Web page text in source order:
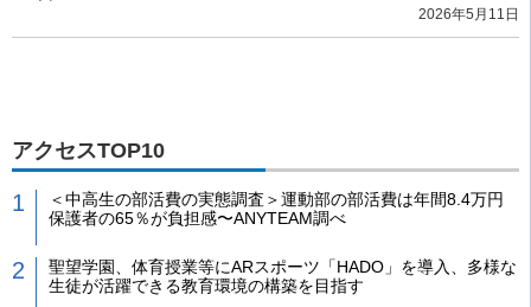
2026年5月11日
アクセスTOP10
＜中高生の部活費の実態調査＞運動部の部活費は年間8.4万円
保護者の65％が負担感〜ANYTEAM調べ
聖望学園、体育授業等にARスポーツ「HADO」を導入、多様な
生徒が活躍できる教育環境の構築を目指す